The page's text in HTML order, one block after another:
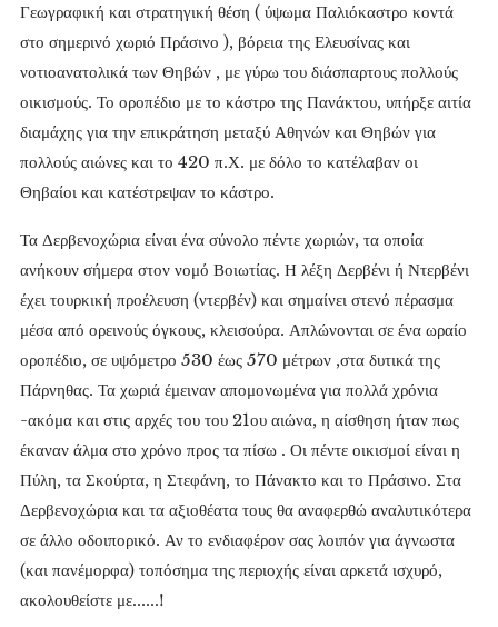
Γεωγραφική και στρατηγική θέση ( ύψωμα Παλιόκαστρο κοντά
στο σημερινό χωριό Πράσινο ), βόρεια της Ελευσίνας και
νοτιοανατολικά των Θηβών , με γύρω του διάσπαρτους πολλούς
οικισμούς. Το οροπέδιο με το κάστρο της Πανάκτου, υπήρξε αιτία
διαμάχης για την επικράτηση μεταξύ Αθηνών και Θηβών για
πολλούς αιώνες και το 420 π.Χ. με δόλο το κατέλαβαν οι
Θηβαίοι και κατέστρεψαν το κάστρο.
Τα Δερβενοχώρια είναι ένα σύνολο πέντε χωριών, τα οποία
ανήκουν σήμερα στον νομό Βοιωτίας. Η λέξη Δερβένι ή Ντερβένι
έχει τουρκική προέλευση (ντερβέν) και σημαίνει στενό πέρασμα
μέσα από ορεινούς όγκους, κλεισούρα. Απλώνονται σε ένα ωραίο
οροπέδιο, σε υψόμετρο 530 έως 570 μέτρων ,στα δυτικά της
Πάρνηθας. Τα χωριά έμειναν απομονωμένα για πολλά χρόνια
-ακόμα και στις αρχές του του 21ου αιώνα, η αίσθηση ήταν πως
έκαναν άλμα στο χρόνο προς τα πίσω . Οι πέντε οικισμοί είναι η
Πύλη, τα Σκούρτα, η Στεφάνη, το Πάνακτο και το Πράσινο. Στα
Δερβενοχώρια και τα αξιοθέατα τους θα αναφερθώ αναλυτικότερα
σε άλλο οδοιπορικό. Αν το ενδιαφέρον σας λοιπόν για άγνωστα
(και πανέμορφα) τοπόσημα της περιοχής είναι αρκετά ισχυρό,
ακολουθείστε με......!